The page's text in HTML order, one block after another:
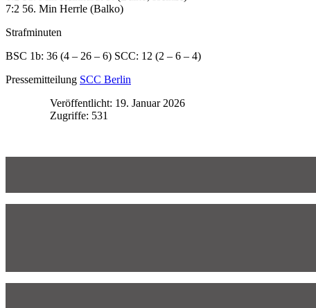
7:2 56. Min Herrle (Balko)
Strafminuten
BSC 1b: 36 (4 – 26 – 6) SCC: 12 (2 – 6 – 4)
Pressemitteilung SCC Berlin
Veröffentlicht: 19. Januar 2026
Zugriffe: 531